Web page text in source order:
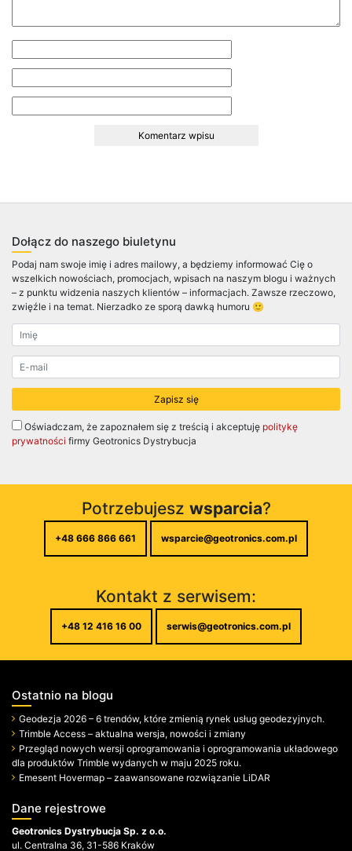
Dołącz do naszego biuletynu
Podaj nam swoje imię i adres mailowy, a będziemy informować Cię o
wszelkich nowościach, promocjach, wpisach na naszym blogu i ważnych
– z punktu widzenia naszych klientów – informacjach. Zawsze rzeczowo,
zwięźle i na temat. Nierzadko ze sporą dawką humoru 🙂
Oświadczam, że zapoznałem się z treścią i akceptuję politykę
prywatności firmy Geotronics Dystrybucja
Potrzebujesz wsparcia?
+48 666 866 661 wsparcie@geotronics.com.pl
Kontakt z serwisem:
+48 12 416 16 00 serwis@geotronics.com.pl
Ostatnio na blogu
Geodezja 2026 – 6 trendów, które zmienią rynek usług geodezyjnych.
Trimble Access – aktualna wersja, nowości i zmiany
Przegląd nowych wersji oprogramowania i oprogramowania układowego
dla produktów Trimble wydanych w maju 2025 roku.
Emesent Hovermap – zaawansowane rozwiązanie LiDAR
Dane rejestrowe
Geotronics Dystrybucja Sp. z o.o.
ul. Centralna 36, 31-586 Kraków